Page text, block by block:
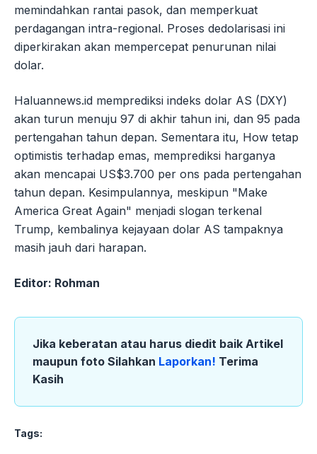
memindahkan rantai pasok, dan memperkuat
perdagangan intra-regional. Proses dedolarisasi ini
diperkirakan akan mempercepat penurunan nilai
dolar.
Haluannews.id memprediksi indeks dolar AS (DXY)
akan turun menuju 97 di akhir tahun ini, dan 95 pada
pertengahan tahun depan. Sementara itu, How tetap
optimistis terhadap emas, memprediksi harganya
akan mencapai US$3.700 per ons pada pertengahan
tahun depan. Kesimpulannya, meskipun "Make
America Great Again" menjadi slogan terkenal
Trump, kembalinya kejayaan dolar AS tampaknya
masih jauh dari harapan.
Editor: Rohman
Jika keberatan atau harus diedit baik Artikel
maupun foto Silahkan Laporkan! Terima
Kasih
Tags: